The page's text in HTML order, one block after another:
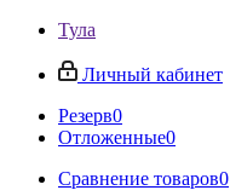
Тула
Личный кабинет
Резерв0
Отложенные0
Сравнение товаров0